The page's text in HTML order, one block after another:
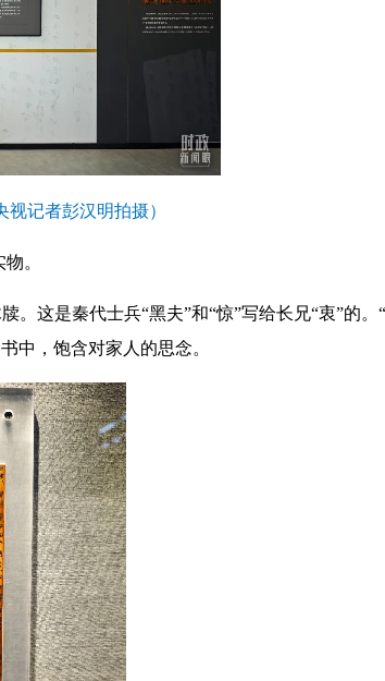
记者彭汉明拍摄）
。
。这是秦代士兵“黑夫”和“惊”写给长兄“衷”的。
中，饱含对家人的思念。